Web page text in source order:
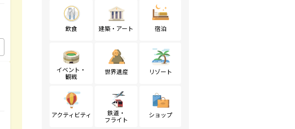
飲食 建築・アート 宿泊
イベント・
観戦
世界遺産 リゾート
アクティビティ
鉄道・
フライト
ショップ